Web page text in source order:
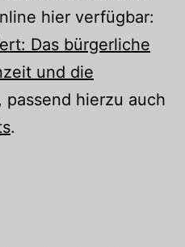
hier verfügbar:
Das bürgerliche
und die
, passend hierzu auch
.